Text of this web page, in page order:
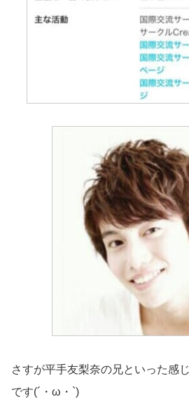
さすが平手友梨奈の兄といった感
です(´・ω・`)